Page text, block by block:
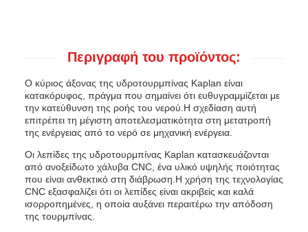
Περιγραφή του προϊόντος:
Ο κύριος άξονας της υδροτουρμπίνας Kaplan είναι
κατακόρυφος, πράγμα που σημαίνει ότι ευθυγραμμίζεται με
την κατεύθυνση της ροής του νερού.Η σχεδίαση αυτή
επιτρέπει τη μέγιστη αποτελεσματικότητα στη μετατροπή
της ενέργειας από το νερό σε μηχανική ενέργεια.
Οι λεπίδες της υδροτουρμπίνας Kaplan κατασκευάζονται
από ανοξείδωτο χάλυβα CNC, ένα υλικό υψηλής ποιότητας
που είναι ανθεκτικό στη διάβρωση.Η χρήση της τεχνολογίας
CNC εξασφαλίζει ότι οι λεπίδες είναι ακριβείς και καλά
ισορροπημένες, η οποία αυξάνει περαιτέρω την απόδοση
της τουρμπίνας.